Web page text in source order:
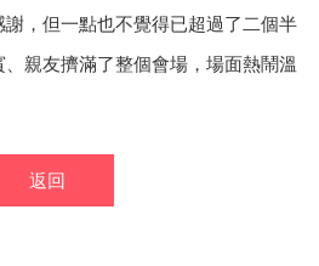
，但一點也不覺得已超過了二個半
親友擠滿了整個會場，場面熱鬧溫
返回